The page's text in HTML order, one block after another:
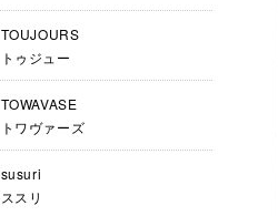
TOUJOURS
トゥジュー
TOWAVASE
トワヴァーズ
susuri
ススリ